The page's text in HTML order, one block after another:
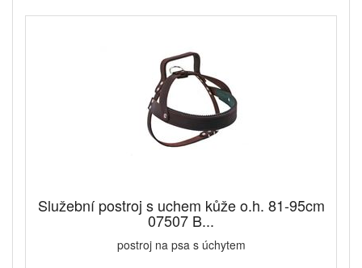
Služební postroj s uchem kůže o.h. 81-95cm
07507 B...
postroj na psa s úchytem